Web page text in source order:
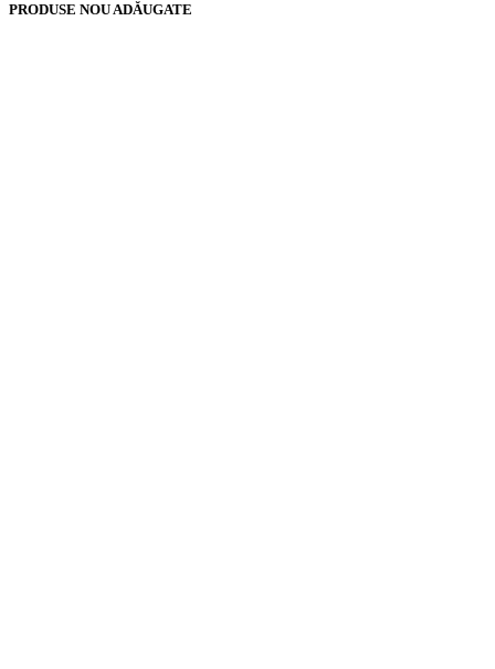
PRODUSE NOU ADĂUGATE